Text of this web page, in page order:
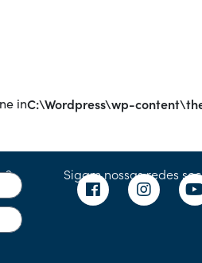
inC:\Wordpress\wp-
Sigam nossas redes